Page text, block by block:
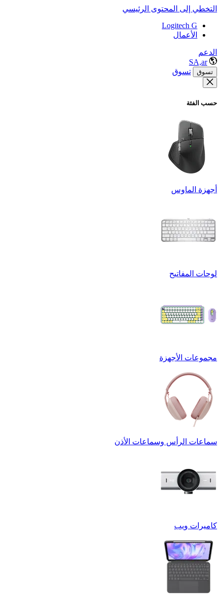
التخطي إلى المحتوى الرئيسي
Logitech G
الأعمال
الدعم
SA,ar
تسوق تسوق
حسب الفئة
أجهزة الماوس
لوحات المفاتيح
مجموعات الأجهزة
سماعات الرأس وسماعات الأذن
كاميرات ويب